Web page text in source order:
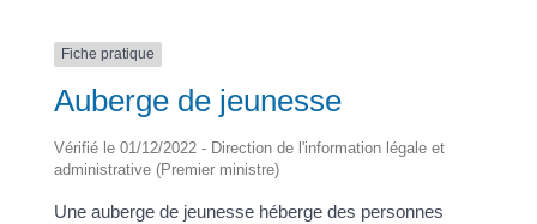
Fiche pratique
Auberge de jeunesse
Vérifié le 01/12/2022 - Direction de l'information légale et
administrative (Premier ministre)
Une auberge de jeunesse héberge des personnes